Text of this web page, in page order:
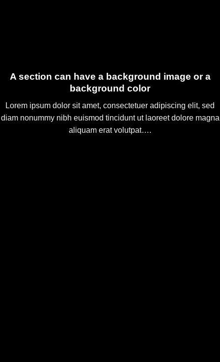
A section can have a background image or a
background color
Lorem ipsum dolor sit amet, consectetuer adipiscing elit, sed
diam nonummy nibh euismod tincidunt ut laoreet dolore magna
aliquam erat volutpat….